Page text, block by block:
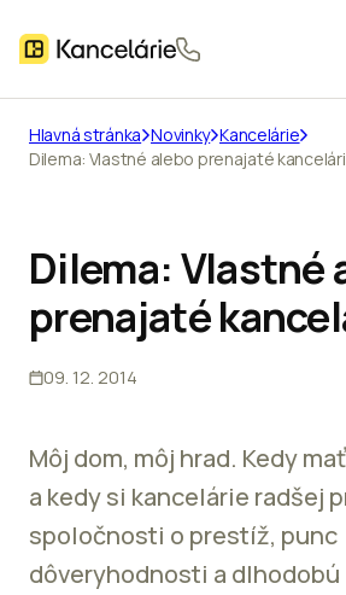
Hlavná stránka Novinky Kancelárie
Dilema: Vlastné alebo prenajaté
Dilema: Vlastné
prenajaté
09. 12. 2014
Môj dom, môj hrad. Kedy
a kedy si kancelárie radšej
spoločnosti o prestíž, punc
dôveryhodnosti a